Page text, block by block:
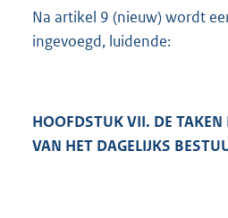
Na artikel 9 (nieuw) wordt
ingevoegd, luidende:
HOOFDSTUK VII. DE TAKEN
VAN HET DAGELIJKS